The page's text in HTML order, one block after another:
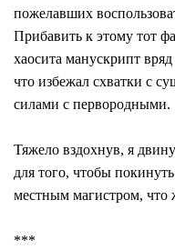
пожелавших
Прибавить к этому тот
хаосита манускрипт
что избежал схватки с
силами с первородными.
Тяжело вздохнув, я
для того, чтобы
местным магистром,
***